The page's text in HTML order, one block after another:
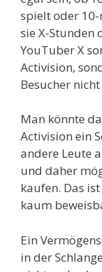
spielt oder 10-
sie X-Stunden
YouTuber X
Activision,
Besucher
Man könnte
Activision ein
andere Leute
und daher
kaufen. Das
kaum
Ein
in der